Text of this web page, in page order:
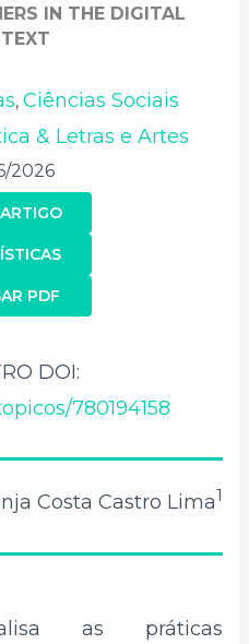
IN THE DIGITAL
, Ciências Sociais
& Letras e Artes
2026
PDF
DOI:
780194158
Costa Castro Lima1
as práticas